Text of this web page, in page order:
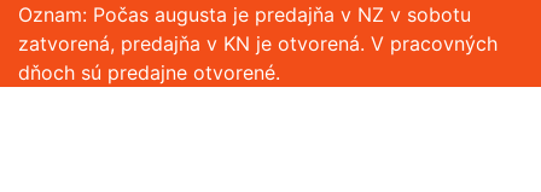
Oznam: Počas augusta je predajňa v NZ v sobotu
zatvorená, predajňa v KN je otvorená. V pracovných
dňoch sú predajne otvorené.